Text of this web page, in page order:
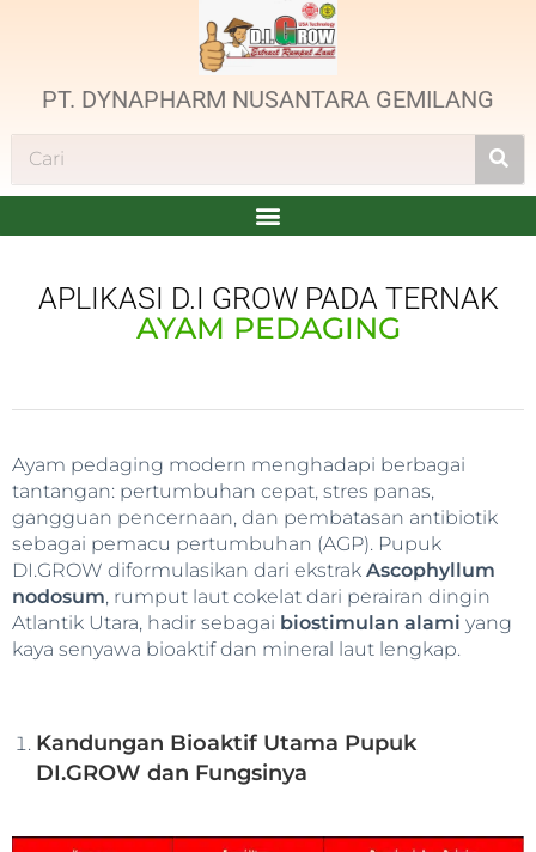
PT. DYNAPHARM NUSANTARA GEMILANG
APLIKASI D.I GROW PADA TERNAK
AYAM PEDAGING
Ayam pedaging modern menghadapi berbagai
tantangan: pertumbuhan cepat, stres panas,
gangguan pencernaan, dan pembatasan antibiotik
sebagai pemacu pertumbuhan (AGP). Pupuk
DI.GROW diformulasikan dari ekstrak Ascophyllum
nodosum, rumput laut cokelat dari perairan dingin
Atlantik Utara, hadir sebagai biostimulan alami yang
kaya senyawa bioaktif dan mineral laut lengkap.
Kandungan Bioaktif Utama Pupuk
DI.GROW dan Fungsinya